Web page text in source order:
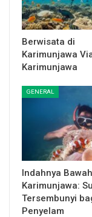
Berwisata di
Karimunjawa
Karimunjawa
GENERAL
Indahnya
Karimunjawa:
Tersembunyi
Penyelam